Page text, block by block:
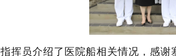
指挥员介绍了医院船相关情况，感